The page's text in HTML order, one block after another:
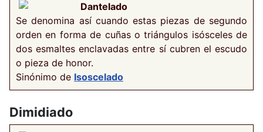
Dantelado
Se denomina así cuando estas piezas de segundo
orden en forma de cuñas o triángulos isósceles de
dos esmaltes enclavadas entre sí cubren el escudo
o pieza de honor.
Sinónimo de Isoscelado
Dimidiado